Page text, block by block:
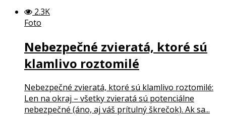
2.3K
Foto
Nebezpečné zvieratá, ktoré sú
klamlivo roztomilé
Nebezpečné zvieratá, ktoré sú klamlivo roztomilé:
Len na okraj – všetky zvieratá sú potenciálne
nebezpečné (áno, aj váš prítulný škrečok). Ak sa...